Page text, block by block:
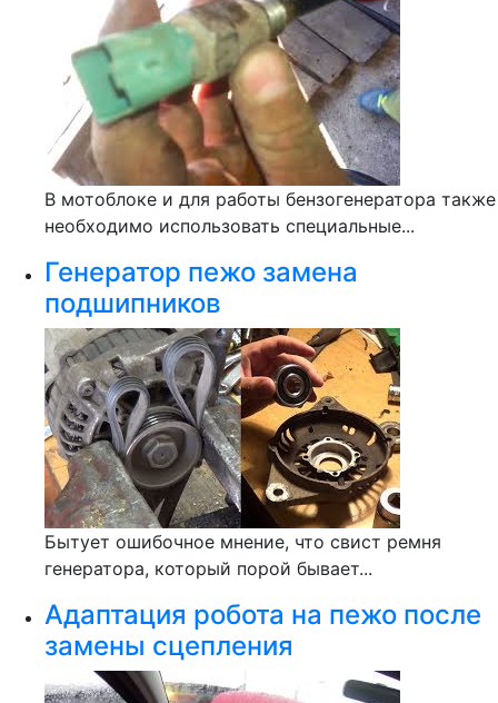
В мотоблоке и для работы бензогенератора также
необходимо использовать специальные...
Генератор пежо замена
подшипников
Бытует ошибочное мнение, что свист ремня
генератора, который порой бывает...
Адаптация робота на пежо после
замены сцепления